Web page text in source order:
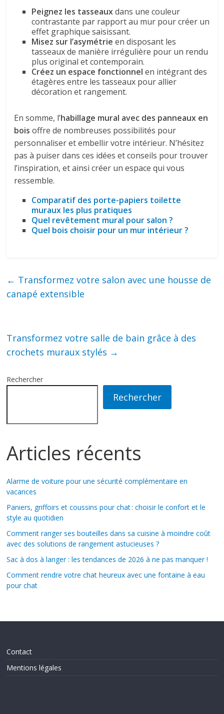
Peignez les tasseauxdans une couleur
contrastante par rapport au mur pour créer un
effet graphique saisissant.
Misez sur l’asymétrie en disposant les
tasseaux de manière irrégulière pour un rendu
plus original et contemporain.
Créez un espace fonctionnel en intégrant des
étagères entre les tasseaux pour allier
décoration et rangement.
En somme, l’habillage mural avec des panneaux en
bois offre de nombreuses possibilités pour
personnaliser et embellir votre intérieur. N’hésitez
pas à puiser dans ces idées et conseils pour trouver
l’inspiration, et ainsi créer un espace qui vous
ressemble.
Comparatif des porte-papiers toilette
muraux les plus pratiques
Quel revêtement mural pour salon ?
Quel bois choisir pour un mur intérieur ?
← Transformez votre salon avec une housse de
canapé extensible
Transformez votre salle de bain grâce à des
crochets muraux stylés →
Rechercher
Rechercher
Articles récents
Alarme de voiture pour une sécurité complémentaire en
vacances
Paniers, griffoirs et coussins pour chat : choisir le confort et le
style au quotidien
Comment ranger ses bouteilles dans sa cuisine à moindre coût
avec des solutions de rangement astucieuses ?
Sac à dos à langer : les tendances de 2026 à ne pas manquer !
Comment rendre votre chat heureux avec une fontaine à eau
pour chat
Contact
Mentions légales